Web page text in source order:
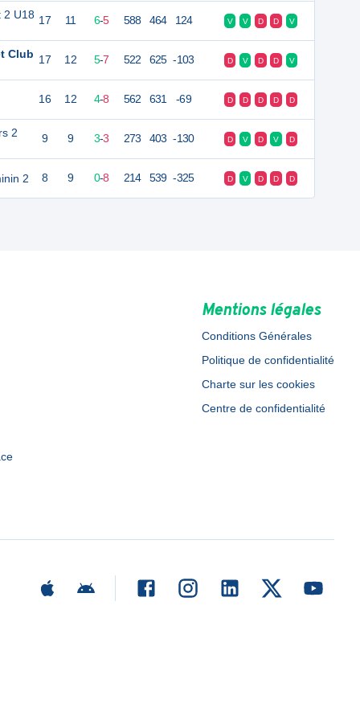
2 U18
Club
2
2
17 11 6-5 588 464 124 V V D D V
17 12 5-7 522 625 -103 D V D D V
16 12 4-8 562 631 -69 D D D D D
9 9 3-3 273 403 -130 D V D V D
8 9 0-8 214 539 -325 D V D D D
Mentions légales
Conditions Générales
Politique de confidentialité
Charte sur les cookies
Centre de confidentialité